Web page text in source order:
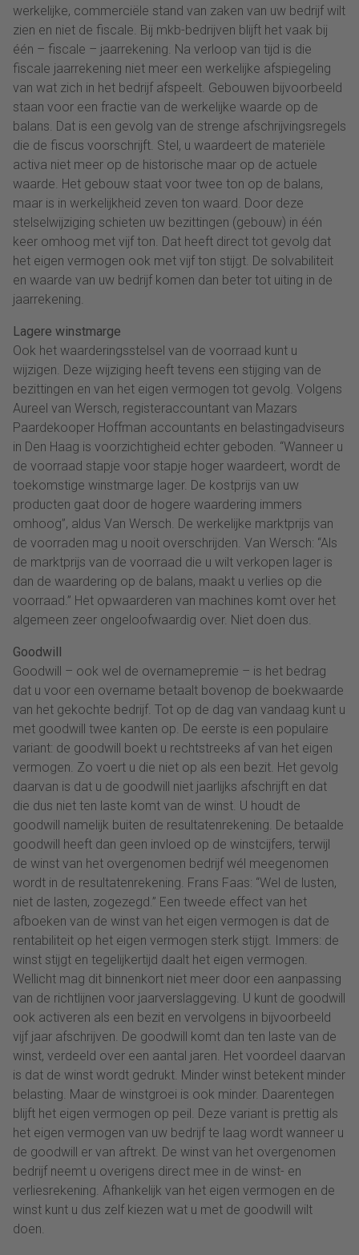
werkelijke, commerciële stand van zaken van uw bedrijf wilt
zien en niet de fiscale. Bij mkb-bedrijven blijft het vaak bij
één – fiscale – jaarrekening. Na verloop van tijd is die
fiscale jaarrekening niet meer een werkelijke afspiegeling
van wat zich in het bedrijf afspeelt. Gebouwen bijvoorbeeld
staan voor een fractie van de werkelijke waarde op de
balans. Dat is een gevolg van de strenge afschrijvingsregels
die de fiscus voorschrijft. Stel, u waardeert de materiële
activa niet meer op de historische maar op de actuele
waarde. Het gebouw staat voor twee ton op de balans,
maar is in werkelijkheid zeven ton waard. Door deze
stelselwijziging schieten uw bezittingen (gebouw) in één
keer omhoog met vijf ton. Dat heeft direct tot gevolg dat
het eigen vermogen ook met vijf ton stijgt. De solvabiliteit
en waarde van uw bedrijf komen dan beter tot uiting in de
jaarrekening.
Lagere winstmarge
Ook het waarderingsstelsel van de voorraad kunt u
wijzigen. Deze wijziging heeft tevens een stijging van de
bezittingen en van het eigen vermogen tot gevolg. Volgens
Aureel van Wersch, registeraccountant van Mazars
Paardekooper Hoffman accountants en belastingadviseurs
in Den Haag is voorzichtigheid echter geboden. “Wanneer u
de voorraad stapje voor stapje hoger waardeert, wordt de
toekomstige winstmarge lager. De kostprijs van uw
producten gaat door de hogere waardering immers
omhoog”, aldus Van Wersch. De werkelijke marktprijs van
de voorraden mag u nooit overschrijden. Van Wersch: “Als
de marktprijs van de voorraad die u wilt verkopen lager is
dan de waardering op de balans, maakt u verlies op die
voorraad.” Het opwaarderen van machines komt over het
algemeen zeer ongeloofwaardig over. Niet doen dus.
Goodwill
Goodwill – ook wel de overnamepremie – is het bedrag
dat u voor een overname betaalt bovenop de boekwaarde
van het gekochte bedrijf. Tot op de dag van vandaag kunt u
met goodwill twee kanten op. De eerste is een populaire
variant: de goodwill boekt u rechtstreeks af van het eigen
vermogen. Zo voert u die niet op als een bezit. Het gevolg
daarvan is dat u de goodwill niet jaarlijks afschrijft en dat
die dus niet ten laste komt van de winst. U houdt de
goodwill namelijk buiten de resultatenrekening. De betaalde
goodwill heeft dan geen invloed op de winstcijfers, terwijl
de winst van het overgenomen bedrijf wél meegenomen
wordt in de resultatenrekening. Frans Faas: “Wel de lusten,
niet de lasten, zogezegd.” Een tweede effect van het
afboeken van de winst van het eigen vermogen is dat de
rentabiliteit op het eigen vermogen sterk stijgt. Immers: de
winst stijgt en tegelijkertijd daalt het eigen vermogen.
Wellicht mag dit binnenkort niet meer door een aanpassing
van de richtlijnen voor jaarverslaggeving. U kunt de goodwill
ook activeren als een bezit en vervolgens in bijvoorbeeld
vijf jaar afschrijven. De goodwill komt dan ten laste van de
winst, verdeeld over een aantal jaren. Het voordeel daarvan
is dat de winst wordt gedrukt. Minder winst betekent minder
belasting. Maar de winstgroei is ook minder. Daarentegen
blijft het eigen vermogen op peil. Deze variant is prettig als
het eigen vermogen van uw bedrijf te laag wordt wanneer u
de goodwill er van aftrekt. De winst van het overgenomen
bedrijf neemt u overigens direct mee in de winst- en
verliesrekening. Afhankelijk van het eigen vermogen en de
winst kunt u dus zelf kiezen wat u met de goodwill wilt
doen.